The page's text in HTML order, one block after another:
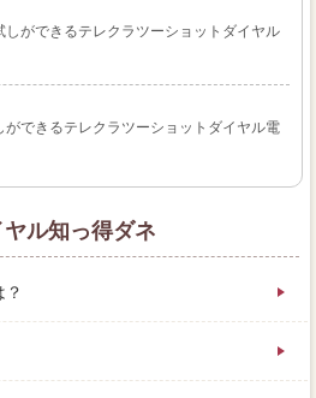
ができるテレクラツーショットダイヤル
できるテレクラツーショットダイヤル電
ル知っ得ダネ